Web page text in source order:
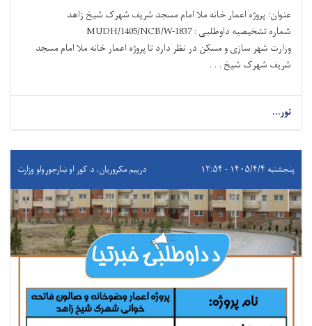
عنوان: پروژه اعمار خانه ملا امام مسجد شریف شهرک شیخ زاهد
شماره تشخیصیه داوطلبی : MUDH/1405/NCB/W-1837
وزارت شهر سازی و مسکن در نظر دارد تا پروژه اعمار خانه ملا امام مسجد
شریف شهرک شیخ . . .
نور...
پنجشنبه ۱۴۰۵/۴/۴ - ۱۲:۵۴ درېيم مکروریان، د کور او ښارجوړولو وزارت